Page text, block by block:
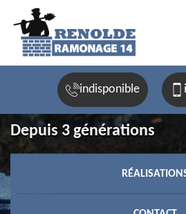
indisponible
Depuis 3 générations